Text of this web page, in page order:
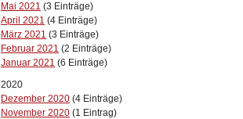
Mai 2021 (3 Einträge)
April 2021 (4 Einträge)
März 2021 (3 Einträge)
Februar 2021 (2 Einträge)
Januar 2021 (6 Einträge)
2020
Dezember 2020 (4 Einträge)
November 2020 (1 Eintrag)